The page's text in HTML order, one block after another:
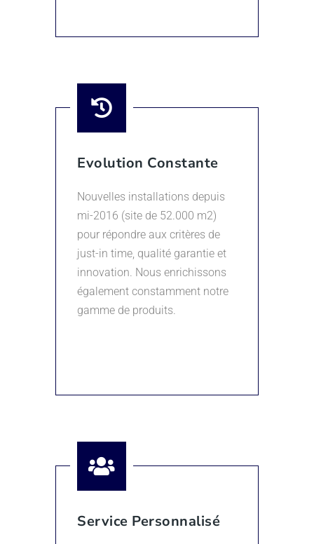
Evolution Constante
Nouvelles installations depuis
mi-2016 (site de 52.000 m2)
pour répondre aux critères de
just-in time, qualité garantie et
innovation. Nous enrichissons
également constamment notre
gamme de produits.
Service Personnalisé